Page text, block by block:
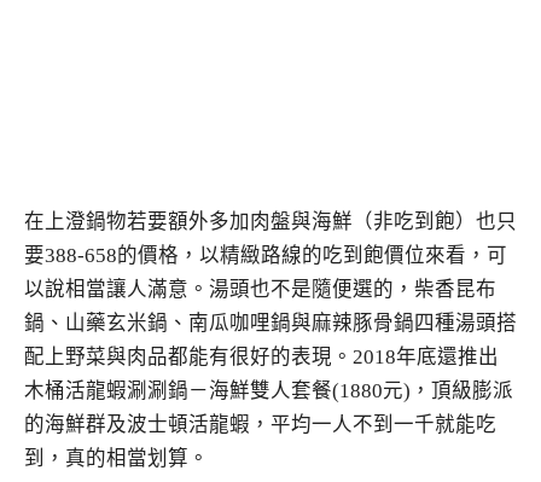
在上澄鍋物若要額外多加肉盤與海鮮（非吃到飽）也只
要388-658的價格，以精緻路線的吃到飽價位來看，可
以說相當讓人滿意。湯頭也不是隨便選的，柴香昆布
鍋、山藥玄米鍋、南瓜咖哩鍋與麻辣豚骨鍋四種湯頭搭
配上野菜與肉品都能有很好的表現。2018年底還推出
木桶活龍蝦涮涮鍋－海鮮雙人套餐(1880元)，頂級膨派
的海鮮群及波士頓活龍蝦，平均一人不到一千就能吃
到，真的相當划算。